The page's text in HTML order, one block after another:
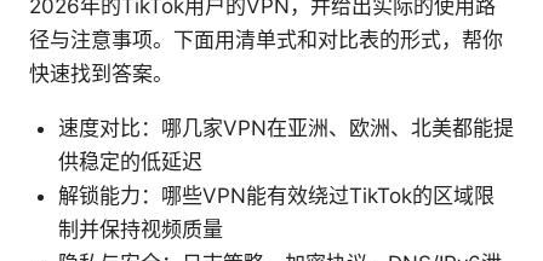
2026年的TikTok用户的VPN，并给出实际的使用路
径与注意事项。下面用清单式和对比表的形式，帮你
快速找到答案。
速度对比：哪几家VPN在亚洲、欧洲、北美都能提
供稳定的低延迟
解锁能力：哪些VPN能有效绕过TikTok的区域限
制并保持视频质量